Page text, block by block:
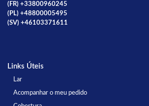
(FR) +33800960245
(PL) +48800005495
(SV) +46103371611
Links Úteis
Lar
Acompanhar o meu pedido